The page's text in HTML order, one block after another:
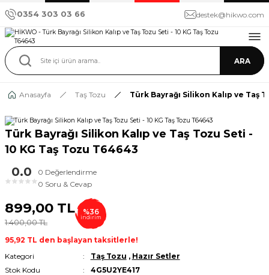
0354 303 03 66 destek@hikwo.com
ARA
Anasayfa Taş Tozu Türk Bayrağı Silikon Kalıp ve Taş
Türk Bayrağı Silikon Kalıp ve Taş Tozu Seti -
10 KG Taş Tozu T64643
0.0
★ ★ ★ ★ ★
0 Değerlendirme
0 Soru & Cevap
899,00 TL
1.400,00 TL
%36
indirim
95,92 TL den başlayan taksitlerle!
Kategori
Taş Tozu , Hazır Setler
Stok Kodu
4G5U2YE417